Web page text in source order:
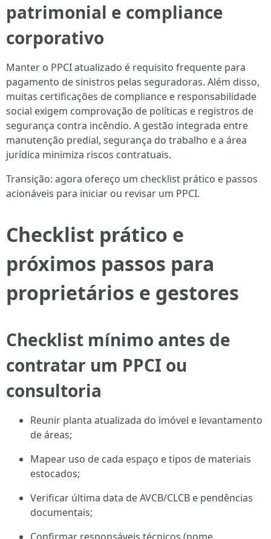
patrimonial e compliance
corporativo
Manter o PPCI atualizado é requisito frequente para
pagamento de sinistros pelas seguradoras. Além disso,
muitas certificações de compliance e responsabilidade
social exigem comprovação de políticas e registros de
segurança contra incêndio. A gestão integrada entre
manutenção predial, segurança do trabalho e a área
jurídica minimiza riscos contratuais.
Transição: agora ofereço um checklist prático e passos
acionáveis para iniciar ou revisar um PPCI.
Checklist prático e
próximos passos para
proprietários e gestores
Checklist mínimo antes de
contratar um PPCI ou
consultoria
Reunir planta atualizada do imóvel e levantamento
de áreas;
Mapear uso de cada espaço e tipos de materiais
estocados;
Verificar última data de AVCB/CLCB e pendências
documentais;